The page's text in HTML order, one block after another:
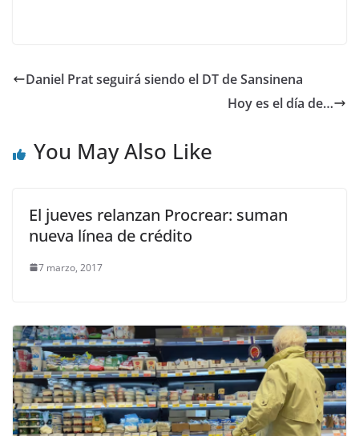
Daniel Prat seguirá siendo el DT de Sansinena
Hoy es el día de…
You May Also Like
El jueves relanzan Procrear: suman
nueva línea de crédito
7 marzo, 2017